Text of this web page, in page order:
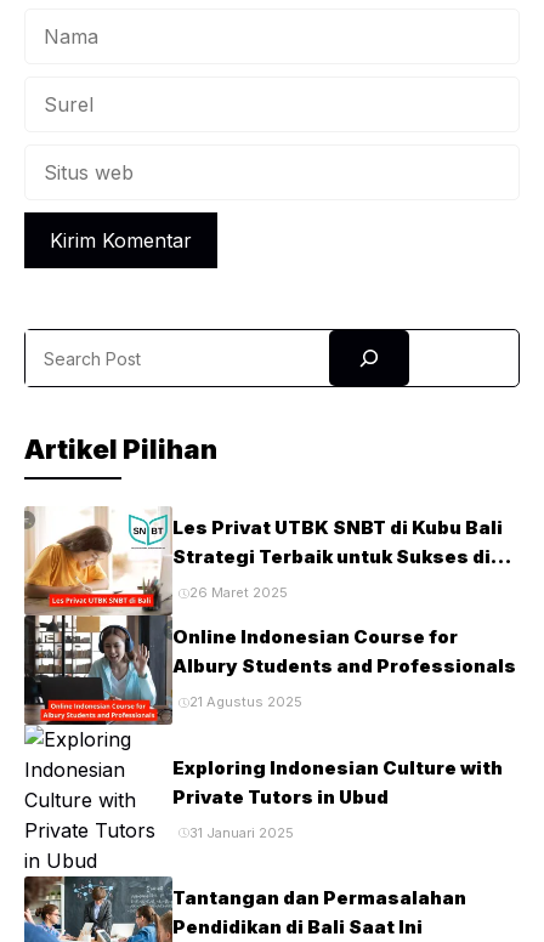
Artikel Pilihan
Les Privat UTBK SNBT di Kubu Bali
Strategi Terbaik untuk Sukses di
Ujian PTN
26 Maret 2025
Online Indonesian Course for
Albury Students and Professionals
21 Agustus 2025
Exploring Indonesian Culture with
Private Tutors in Ubud
31 Januari 2025
Tantangan dan Permasalahan
Pendidikan di Bali Saat Ini